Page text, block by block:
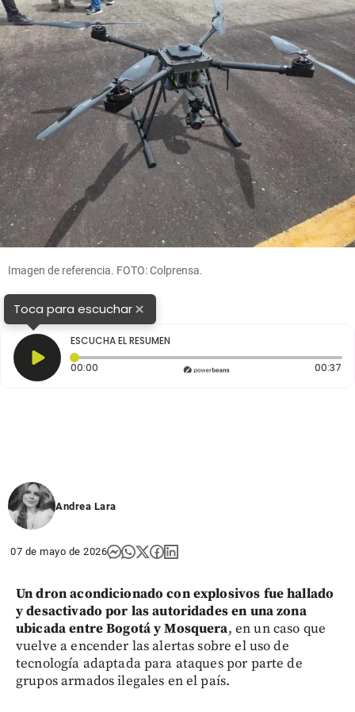
Imagen de referencia. FOTO: Colprensa.
Toca para escuchar×
ESCUCHA EL RESUMEN
00:00 Tiempo transcurrido: 0 segundos 00:37
Andrea Lara
07 de mayo de 2026
Un dron acondicionado con explosivos fue hallado
y desactivado por las autoridades en una zona
ubicada entre Bogotá y Mosquera, en un caso que
vuelve a encender las alertas sobre el uso de
tecnología adaptada para ataques por parte de
grupos armados ilegales en el país.